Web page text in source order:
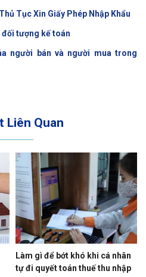
Tục Xin Giấy Phép Nhập Khẩu
đối tượng kế toán
người bán và người mua trong
Liên Quan
Làm gì để bớt khó khi cá nhân
tự đi quyết toán thuế thu nhập